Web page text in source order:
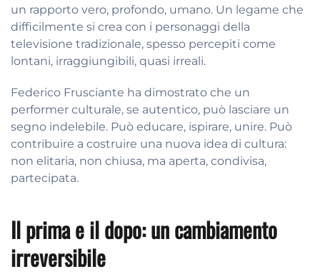
un rapporto vero, profondo, umano. Un legame che
difficilmente si crea con i personaggi della
televisione tradizionale, spesso percepiti come
lontani, irraggiungibili, quasi irreali.
Federico Frusciante ha dimostrato che un
performer culturale, se autentico, può lasciare un
segno indelebile. Può educare, ispirare, unire. Può
contribuire a costruire una nuova idea di cultura:
non elitaria, non chiusa, ma aperta, condivisa,
partecipata.
Il prima e il dopo: un cambiamento
irreversibile